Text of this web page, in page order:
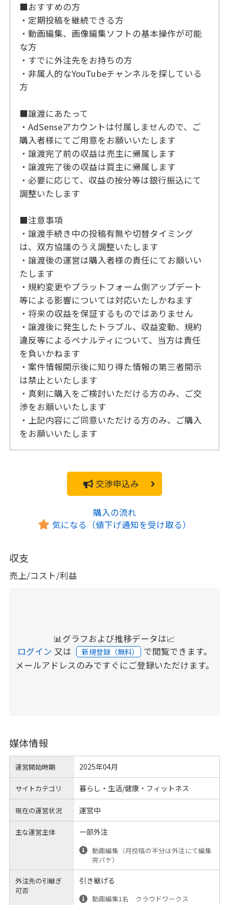
■おすすめの方
・定期投稿を継続できる方
・動画編集、画像編集ソフトの基本操作が可能
な方
・すでに外注先をお持ちの方
・非属人的なYouTubeチャンネルを探している
方
■譲渡にあたって
・AdSenseアカウントは付属しませんので、ご
購入者様にてご用意をお願いいたします
・譲渡完了前の収益は売主に帰属します
・譲渡完了後の収益は買主に帰属します
・必要に応じて、収益の按分等は銀行振込にて
調整いたします
■注意事項
・譲渡手続き中の投稿有無や切替タイミング
は、双方協議のうえ調整いたします
・譲渡後の運営は購入者様の責任にてお願いい
たします
・規約変更やプラットフォーム側アップデート
等による影響については対応いたしかねます
・将来の収益を保証するものではありません
・譲渡後に発生したトラブル、収益変動、規約
違反等によるペナルティについて、当方は責任
を負いかねます
・案件情報開示後に知り得た情報の第三者開示
は禁止といたします
・真剣に購入をご検討いただける方のみ、ご交
渉をお願いいたします
・上記内容にご同意いただける方のみ、ご購入
をお願いいたします
交渉申込み
購入の流れ
気になる（値下げ通知を受け取る）
収支
売上/コスト/利益
📊グラフおよび推移データは📈
ログイン 又は 新規登録（無料） で閲覧できます。
メールアドレスのみですぐにご登録いただけます。
媒体情報
運営開始時期 2025年04月
サイトカテゴリ 暮らし・生活/健康・フィットネス
現在の運営状況 運営中
主な運営主体 一部外注
動画編集（月投稿の半分は外注にて編集
完パケ）
外注先の引継ぎ
可否
引き継げる
動画編集1名 クラウドワークス